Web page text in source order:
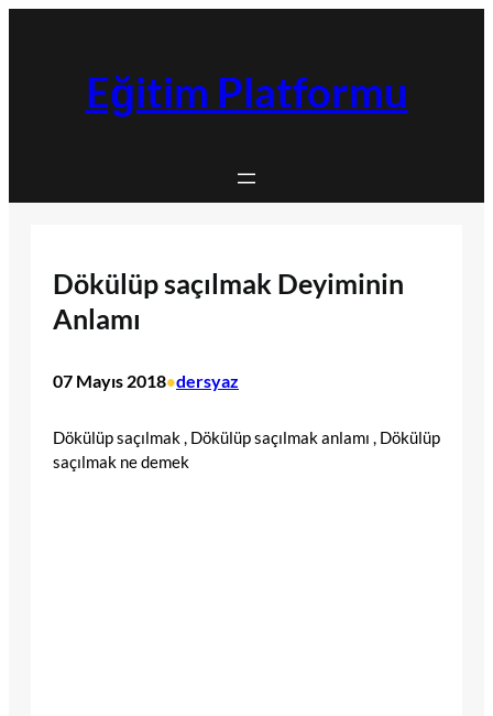
Eğitim Platformu
Dökülüp saçılmak Deyiminin
Anlamı
07 Mayıs 2018•dersyaz
Dökülüp saçılmak , Dökülüp saçılmak anlamı , Dökülüp
saçılmak ne demek